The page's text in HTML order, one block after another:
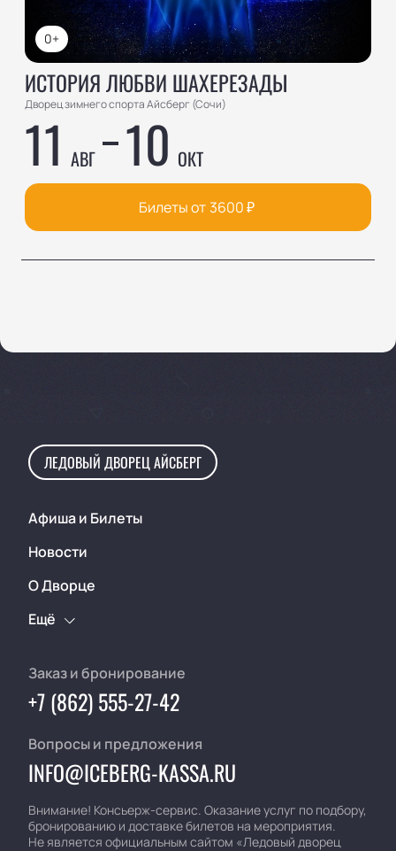
0+
ИСТОРИЯ ЛЮБВИ ШАХЕРЕЗАДЫ
Дворец зимнего спорта Айсберг (Сочи)
11 АВГ 10 ОКТ
Билеты от 3600₽
ЛЕДОВЫЙ ДВОРЕЦ АЙСБЕРГ
Афиша и Билеты
Новости
О Дворце
Ещё
Заказ и бронирование
+7 (862) 555-27-42
Вопросы и предложения
INFO@ICEBERG-KASSA.RU
Внимание! Консьерж-сервис. Оказание услуг по подбору,
бронированию и доставке билетов на мероприятия.
Не является официальным сайтом «Ледовый дворец